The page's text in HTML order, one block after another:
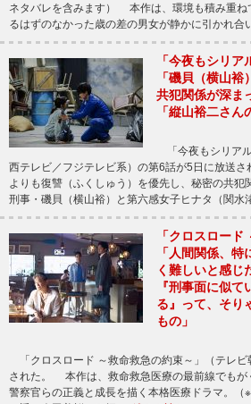
ネタバレを含みます） 本作は、環境も積み重ね
るはずのなかった歳の差の男女が静かに引かれ合
「今夜もシリア
「磯貝（横山
共犯関係が深ま
「縦山裕二さん
「今夜もシリア
西テレビ／フジテレビ系）の第6話が5日に放送
よりも復讐（ふくしゅう）を優先し、秘密の共犯
刑事・磯貝（横山裕）と第六感女子ヒナタ（関水
「クロスロード
「人間関係、
く難しいと感じ
『刑事面に似
る』って、そり
もの」
「クロスロード ～救命救急の約束～」（テレビ
された。 本作は、救命救急医療の最前線でもが
警察官らの正義と成長を描く本格医療ドラマ。（